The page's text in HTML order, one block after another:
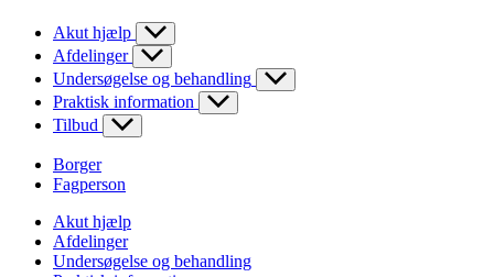
Akut hjælp
Afdelinger
Undersøgelse og behandling
Praktisk information
Tilbud
Borger
Fagperson
Akut hjælp
Afdelinger
Undersøgelse og behandling